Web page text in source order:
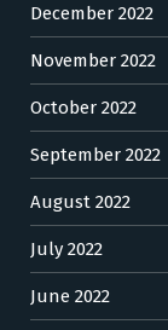
December 2022
November 2022
October 2022
September 2022
August 2022
July 2022
June 2022